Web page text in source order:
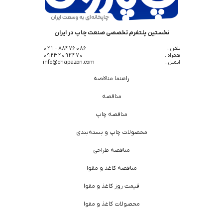
نخستین پلتفرم تخصصی صنعت چاپ در ایران
تلفن :
88476086 - 021
همراه :
09232094470
ایمیل :
info@chapazon.com
راهنما مناقصه
مناقصه
مناقصه چاپ
محصولات چاپ و بسته‌بندی
مناقصه طراحی
مناقصه کاغذ و مقوا
قیمت روز کاغذ و مقوا
محصولات کاغذ و مقوا